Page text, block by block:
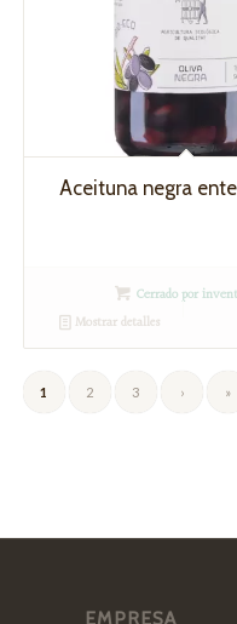
Aceituna negra
Cerrado por
Mostrar detalles
1 2 3 › »
EMPRESA